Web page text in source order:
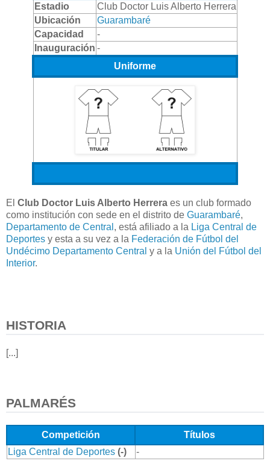
Estadio
Club Doctor Luis Alberto Herrera
Ubicación
Guarambaré
Capacidad
-
Inauguración -
Uniforme
El Club Doctor Luis Alberto Herrera es un club formado
como institución con sede en el distrito de Guarambaré,
Departamento de Central , está afiliado a la Liga Central de
Deportes y esta a su vez a la Federación de Fútbol del
Undécimo Departamento Central y a la Unión del Fútbol del
Interior.
HISTORIA
[...]
PALMARÉS
Competición
Títulos
Liga Central de Deportes (-) -